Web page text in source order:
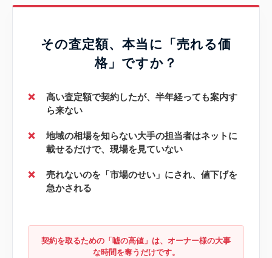
その査定額、本当に「売れる価
格」ですか？
❌
高い査定額で契約したが、半年経っても案内す
ら来ない
❌
地域の相場を知らない大手の担当者はネットに
載せるだけで、現場を見ていない
❌
売れないのを「市場のせい」にされ、値下げを
急かされる
契約を取るための「嘘の高値」は、オーナー様の大事
な時間を奪うだけです。